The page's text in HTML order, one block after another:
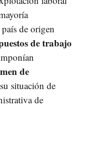
de origen
de trabajo
de
situación de
de